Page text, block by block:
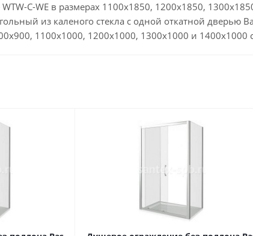
C-WE в размерах 1100х1850, 1200х1850,
из каленого стекла с одной откатной дверью
1100х1000, 1200х1000, 1300х1000 и